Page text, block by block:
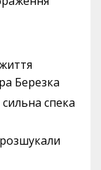
Березка
спека